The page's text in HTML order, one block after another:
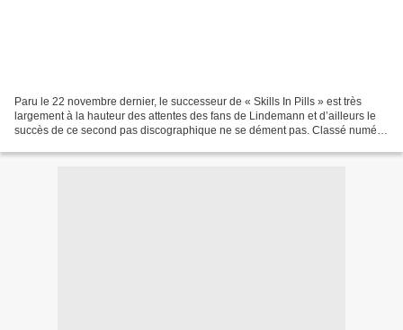
Paru le 22 novembre dernier, le successeur de « Skills In Pills » est très
largement à la hauteur des attentes des fans de Lindemann et d’ailleurs le
succès de ce second pas discographique ne se dément pas. Classé numéro